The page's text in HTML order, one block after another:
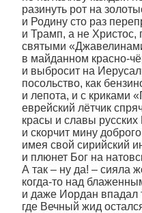
разинуть рот на
и Родину сто раз
и Трамп, а не Христос,
святыми
в майданном красно-
и выбросит на
посольство, как
и лепота, и с криками
еврейский лётчик
красы и славы
и скорчит мину
имея свой сирийский
и плюнет Бог на
А так – ну да! – сияла
когда-то над
и даже Иордан впадал
где Вечный жид